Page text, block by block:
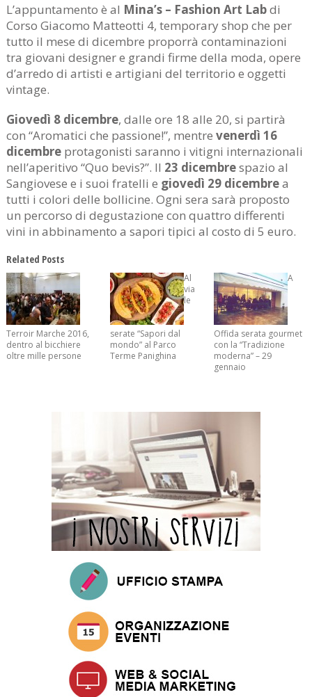
L’appuntamento è al Mina’s – Fashion Art Labdi
Corso Giacomo Matteotti 4, temporary shop che per
tutto il mese di dicembre proporrà contaminazioni
tra giovani designer e grandi firme della moda, opere
d’arredo di artisti e artigiani del territorio e oggetti
vintage.
Giovedì 8 dicembre, dalle ore 18 alle 20, si partirà
con “Aromatici che passione!”, mentre venerdì 16
dicembreprotagonisti saranno i vitigni internazionali
nell’aperitivo “Quo bevis?”. Il 23 dicembrespazio al
Sangiovese e i suoi fratelli e giovedì 29 dicembrea
tutti i colori delle bollicine. Ogni sera sarà proposto
un percorso di degustazione con quattro differenti
vini in abbinamento a sapori tipici al costo di 5 euro.
Related Posts
Terroir Marche 2016,
dentro al bicchiere
oltre mille persone
Al
via
le
serate “Sapori dal
mondo” al Parco
Terme Panighina
A
Offida serata gourmet
con la “Tradizione
moderna” – 29
gennaio